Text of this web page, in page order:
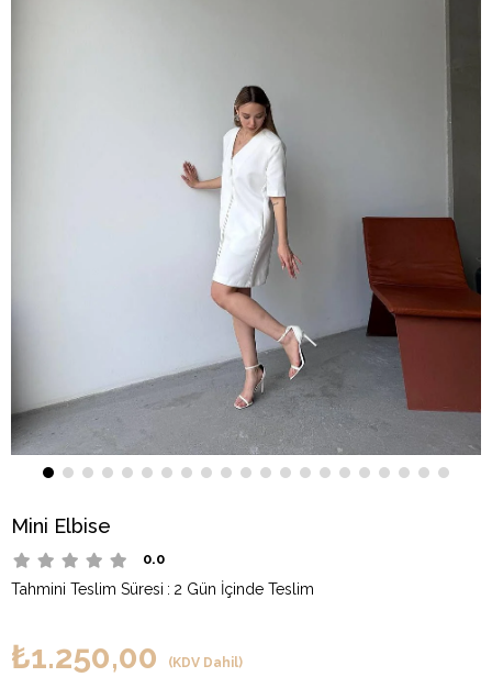
Mini Elbise
0.0
Tahmini Teslim Süresi : 2 Gün İçinde Teslim
₺1.250,00 (KDV Dahil)